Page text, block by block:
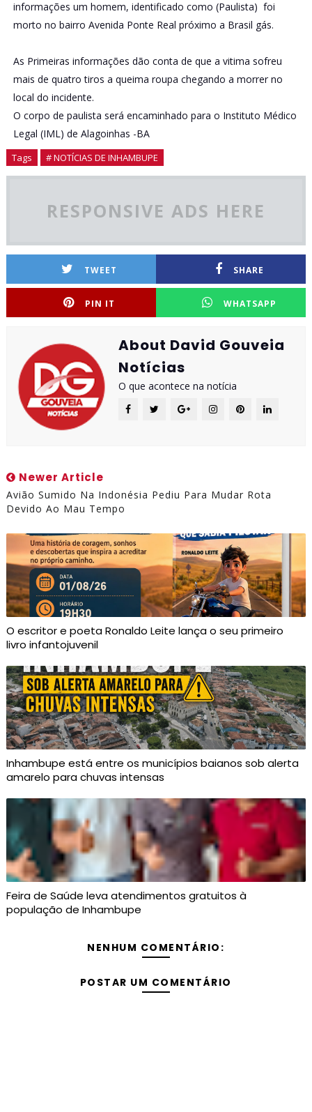
informações um homem, identificado como (Paulista) foi
morto no bairro Avenida Ponte Real próximo a Brasil gás.
As Primeiras informações dão conta de que a vitima sofreu
mais de quatro tiros a queima roupa chegando a morrer no
local do incidente.
O corpo de paulista será encaminhado para o Instituto Médico
Legal (IML) de Alagoinhas -BA
Tags # NOTÍCIAS DE INHAMBUPE
RESPONSIVE ADS HERE
TWEET SHARE
PIN IT WHATSAPP
About David Gouveia
Notícias
O que acontece na notícia
Newer Article
Avião Sumido Na Indonésia Pediu Para Mudar Rota
Devido Ao Mau Tempo
O escritor e poeta Ronaldo Leite lança o seu primeiro
livro infantojuvenil
Inhambupe está entre os municípios baianos sob alerta
amarelo para chuvas intensas
Feira de Saúde leva atendimentos gratuitos à
população de Inhambupe
NENHUM COMENTÁRIO:
POSTAR UM COMENTÁRIO